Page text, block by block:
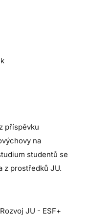
příspěvku
na
studentů se
z prostředků JU.
JU - ESF+